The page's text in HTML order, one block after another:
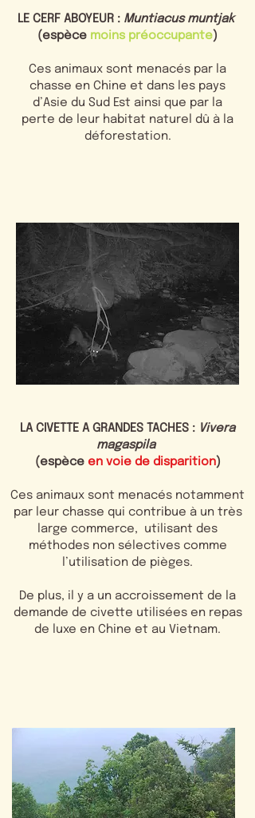
LE CERF ABOYEUR : Muntiacus muntjak
(espèce moins préoccupante)
Ces animaux sont menacés par la
chasse en Chine et dans les pays
d’Asie du Sud Est ainsi que par la
perte de leur habitat naturel dû à la
déforestation.
LA CIVETTE A GRANDES TACHES : Vivera
magaspila
(espèce en voie de disparition)
Ces animaux sont menacés notamment
par leur chasse qui contribue à un très
large commerce, utilisant des
méthodes non sélectives comme
l’utilisation de pièges.
De plus, il y a un accroissement de la
demande de civette utilisées en repas
de luxe en Chine et au Vietnam.